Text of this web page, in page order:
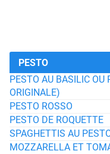
PESTO
PESTO AU BASILIC OU
ORIGINALE)
PESTO ROSSO
PESTO DE ROQUETTE
SPAGHETTIS AU
MOZZARELLA ET